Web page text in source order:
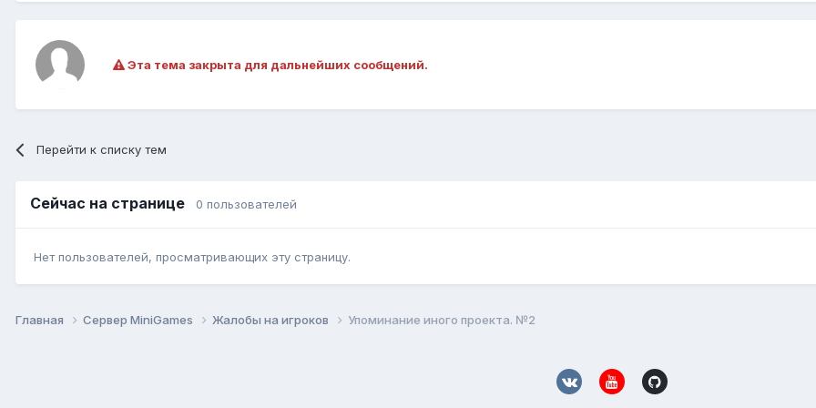
Эта тема закрыта для дальнейших сообщений.
Перейти к списку тем
Сейчас на странице 0 пользователей
Нет пользователей, просматривающих эту страницу.
Главная Сервер MiniGames Жалобы на игроков Упоминание иного проекта. №2